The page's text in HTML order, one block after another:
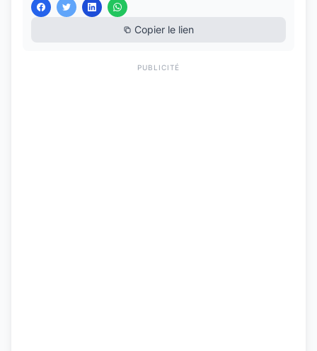
Copier le lien
PUBLICITÉ